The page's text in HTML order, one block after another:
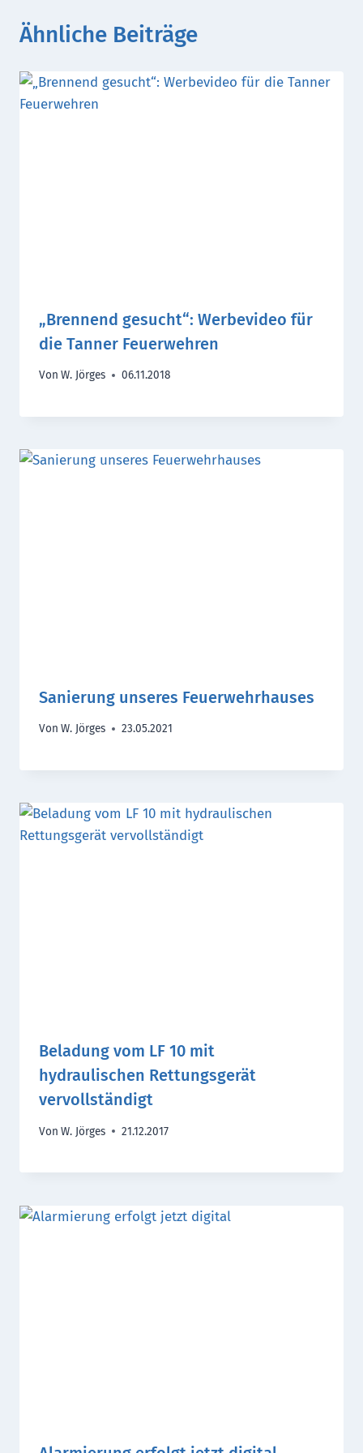
Ähnliche Beiträge
„Brennend gesucht“: Werbevideo für
die Tanner Feuerwehren
Von W. Jörges 06.11.2018
Sanierung unseres Feuerwehrhauses
Von W. Jörges 23.05.2021
Beladung vom LF 10 mit
hydraulischen Rettungsgerät
vervollständigt
Von W. Jörges 21.12.2017